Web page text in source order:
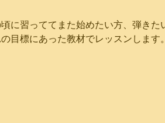
に習っててまた始めたい方、弾きた
目標にあった教材でレッスンします。